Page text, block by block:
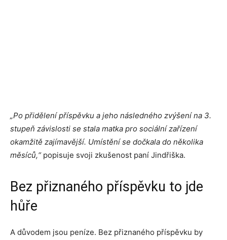
„Po přidělení příspěvku a jeho následného zvýšení na 3.
stupeň závislosti se stala matka pro sociální zařízení
okamžitě zajímavější. Umístění se dočkala do několika
měsíců,“popisuje svoji zkušenost paní Jindřiška.
Bez přiznaného příspěvku to jde
hůře
A důvodem jsou peníze. Bez přiznaného příspěvku by